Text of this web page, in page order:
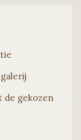
de gekozen